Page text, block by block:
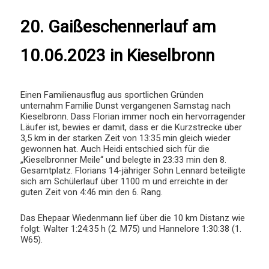
20. Gaißeschennerlauf am
10.06.2023 in Kieselbronn
Einen Familienausflug aus sportlichen Gründen
unternahm Familie Dunst vergangenen Samstag nach
Kieselbronn. Dass Florian immer noch ein hervorragender
Läufer ist, bewies er damit, dass er die Kurzstrecke über
3,5 km in der starken Zeit von 13:35 min gleich wieder
gewonnen hat. Auch Heidi entschied sich für die
„Kieselbronner Meile“ und belegte in 23:33 min den 8.
Gesamtplatz. Florians 14-jähriger Sohn Lennard beteiligte
sich am Schülerlauf über 1100 m und erreichte in der
guten Zeit von 4:46 min den 6. Rang.
Das Ehepaar Wiedenmann lief über die 10 km Distanz wie
folgt: Walter 1:24:35 h (2. M75) und Hannelore 1:30:38 (1.
W65).